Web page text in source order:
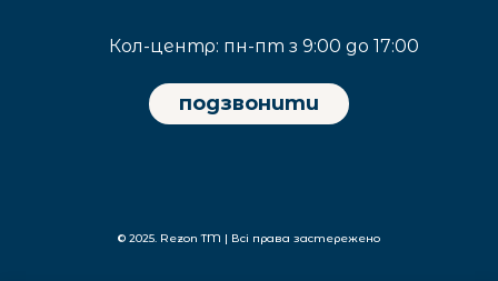
Кол-центр: пн-пт з 9:00 до 17:00
подзвонити
© 2025. Rezon TM | Всі права застережено